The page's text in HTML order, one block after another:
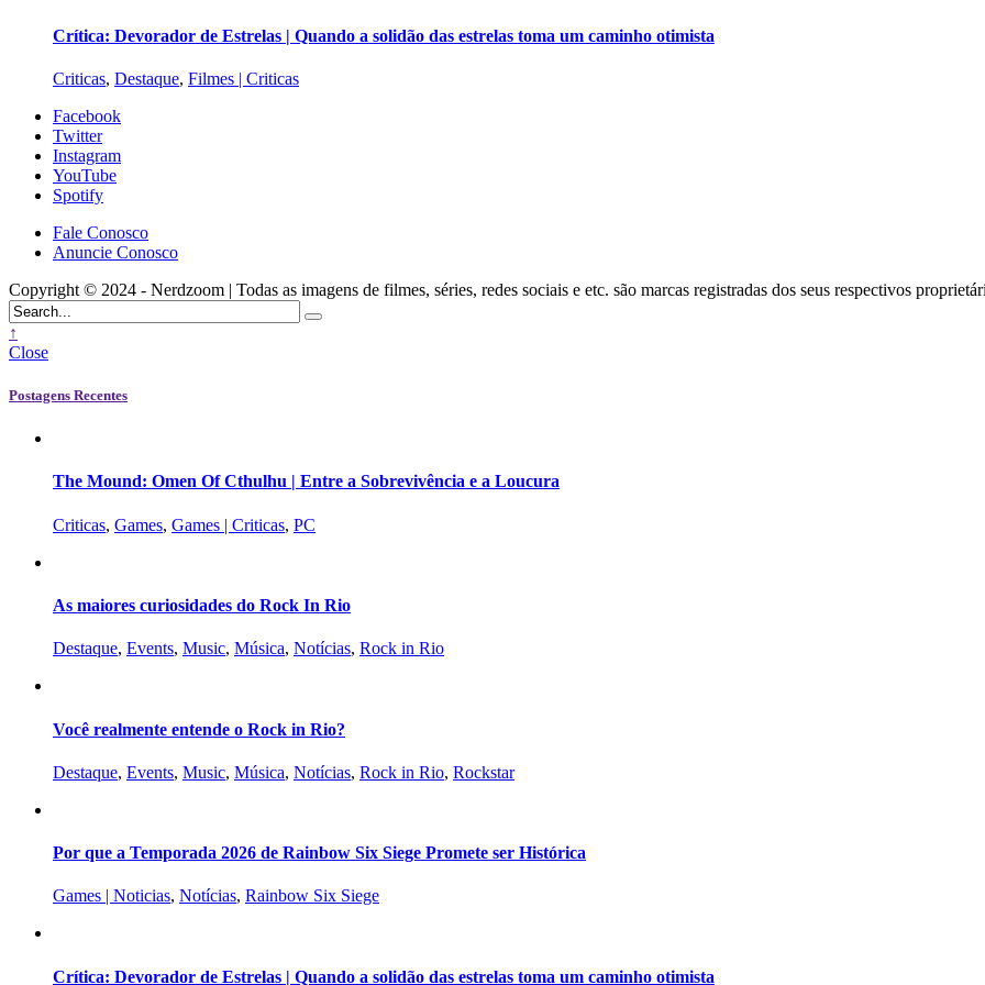
Crítica: Devorador de Estrelas | Quando a solidão das estrelas toma um caminho otimista
Criticas, Destaque, Filmes | Criticas
Facebook
Twitter
Instagram
YouTube
Spotify
Fale Conosco
Anuncie Conosco
Copyright © 2024 - Nerdzoom | Todas as imagens de filmes, séries, redes sociais e etc. são marcas registradas dos seus respectivos
↑
Close
Postagens Recentes
The Mound: Omen Of Cthulhu | Entre a Sobrevivência e a Loucura
Criticas, Games, Games | Criticas, PC
As maiores curiosidades do Rock In Rio
Destaque, Events, Music, Música, Notícias, Rock in Rio
Você realmente entende o Rock in Rio?
Destaque, Events, Music, Música, Notícias, Rock in Rio, Rockstar
Por que a Temporada 2026 de Rainbow Six Siege Promete ser Histórica
Games | Noticias, Notícias, Rainbow Six Siege
Crítica: Devorador de Estrelas | Quando a solidão das estrelas toma um caminho otimista